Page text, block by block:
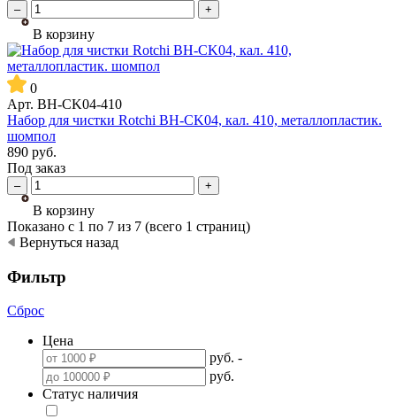
– +
В корзину
0
Арт. BH-CK04-410
Набор для чистки Rotchi BH-CK04, кал. 410, металлопластик.
шомпол
890 руб.
Под заказ
– +
В корзину
Показано с 1 по 7 из 7 (всего 1 страниц)
Вернуться назад
Фильтр
Сброс
Цена
руб. -
руб.
Статус наличия